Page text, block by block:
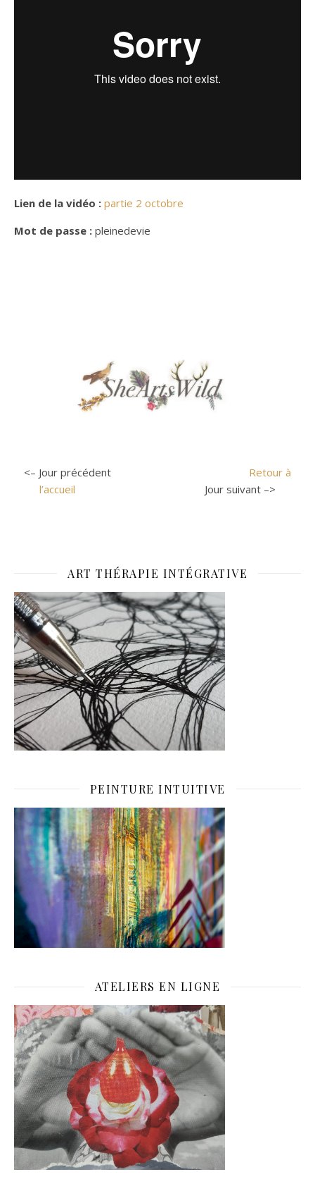
Lien de la vidéo : partie 2 octobre
Mot de passe : pleinedevie
<– Jour précédent
Retour à
l’accueil
Jour suivant –>
ART THÉRAPIE INTÉGRATIVE
PEINTURE INTUITIVE
ATELIERS EN LIGNE